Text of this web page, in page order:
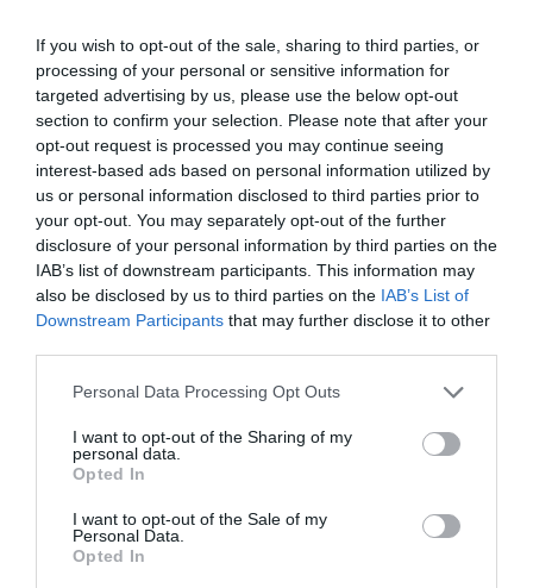
If you wish to opt-out of the sale, sharing to third parties, or
processing of your personal or sensitive information for
targeted advertising by us, please use the below opt-out
section to confirm your selection. Please note that after your
opt-out request is processed you may continue seeing
interest-based ads based on personal information utilized by
us or personal information disclosed to third parties prior to
your opt-out. You may separately opt-out of the further
disclosure of your personal information by third parties on the
IAB’s list of downstream participants. This information may
also be disclosed by us to third parties on the IAB’s List of
Downstream Participants that may further disclose it to other
Personal Data Processing Opt Outs
I want to opt-out of the Sharing of my
personal data.
Opted In
I want to opt-out of the Sale of my
Personal Data.
Opted In
Ψηφιακές διακοπές με ασφάλεια: Μικρές κινήσεις
που προστατεύουν τα δεδομένα μας
Το καλοκαίρι είναι η εποχή των ταξιδιών, των νέων εμπειριών
Αναζήτηση